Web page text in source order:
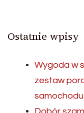
Ostatnie wpisy
Wygoda w
zestaw
samochodu
Dobór